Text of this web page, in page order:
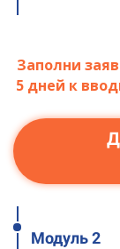
Заполни
5 дней к
Модуль 2